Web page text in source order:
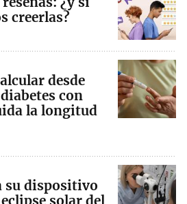
creerlas?
desde
con
la longitud
su dispositivo